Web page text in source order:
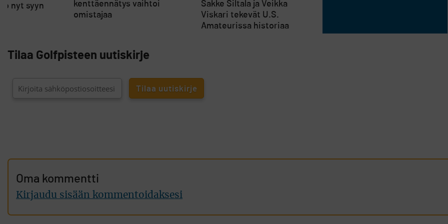
Sakke Siltala ja Veikka
Viskari tekevät U.S.
Amateurissa historiaa
nyt syyn
kenttäennätys vaihtoi
omistajaa
Tilaa Golfpisteen uutiskirje
Oma kommentti
Kirjaudu sisään kommentoidaksesi